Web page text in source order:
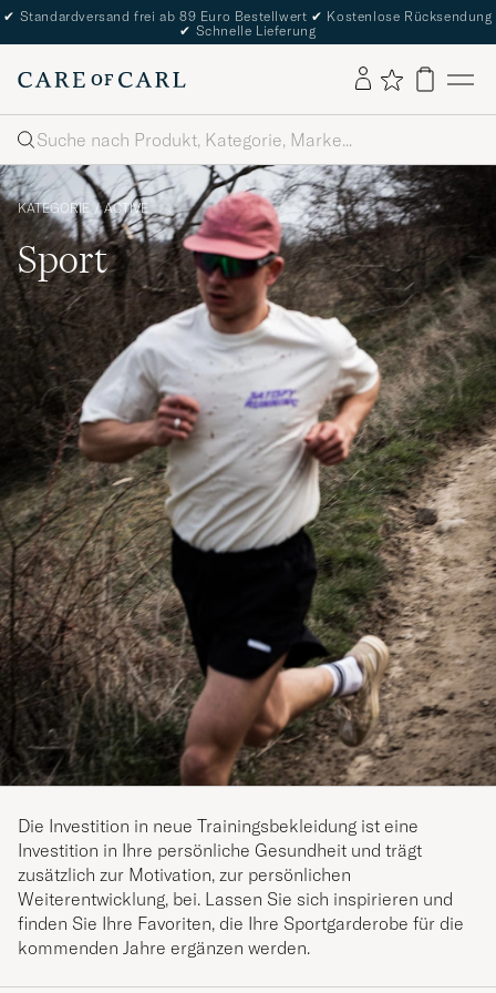
✔ Standardversand frei ab 89 Euro Bestellwert ✔ Kostenlose Rücksendung
✔ Schnelle Lieferung
Suche
KATEGORIE / ACTIVE
Sport
Die Investition in neue Trainingsbekleidung ist eine
Investition in Ihre persönliche Gesundheit und trägt
zusätzlich zur Motivation, zur persönlichen
Weiterentwicklung, bei. Lassen Sie sich inspirieren und
finden Sie Ihre Favoriten, die Ihre Sportgarderobe für die
kommenden Jahre ergänzen werden.